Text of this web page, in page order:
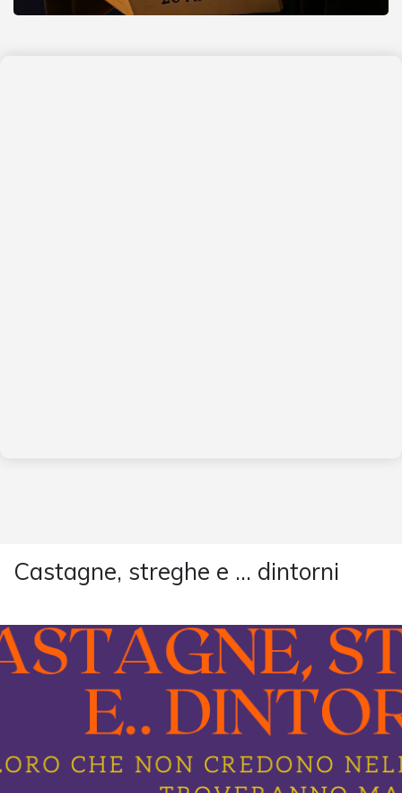
Castagne, streghe e … dintorni